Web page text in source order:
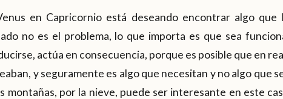
en Capricornio está deseando encontrar algo que
no es el problema, lo que importa es que sea
actúa en consecuencia, porque es posible que en
y seguramente es algo que necesitan y no algo que
montañas, por la nieve, puede ser interesante en este